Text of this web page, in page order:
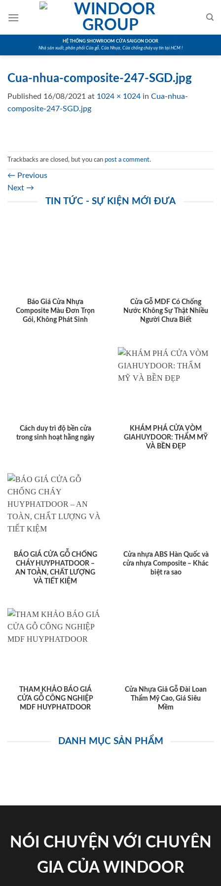
HỆ THỐNG SHOWROOM CỬA SAIGON DOOR
Nhà sản xuất, phân phối Cửa gỗ, Cửa Nhựa, Cửa chống cháy uy tín tại HCM !
Cua-nhua-composite-247-SGD.jpg
Published 16/08/2021 at 1024 × 1024 in Cua-nhua-
composite-247-SGD.jpg
Trackbacks are closed, but you can post a comment.
← Previous
Next →
TIN TỨC - SỰ KIỆN MỚI ĐƯA
Báo Giá Cửa Nhựa
Composite Màu Đơn Trọn
Gói, Không Phát Sinh
Cửa Gỗ MDF Có Chống
Nước Không Sự Thật Nhiều
Người Chưa Biết
Cách duy trì độ bền cửa
trong sinh hoạt hằng ngày
KHÁM PHÁ CỬA VÒM
GIAHUYDOOR: THẨM MỸ
VÀ BỀN ĐẸP
BÁO GIÁ CỬA GỖ CHỐNG
CHÁY HUYPHATDOOR –
AN TOÀN, CHẤT LƯỢNG
VÀ TIẾT KIỆM
Cửa nhựa ABS Hàn Quốc và
cửa nhựa Composite – Khác
biệt ra sao
THAM KHẢO BÁO GIÁ
CỬA GỖ CÔNG NGHIỆP
MDF HUYPHATDOOR
Cửa Nhựa Giả Gỗ Đài Loan
Thẩm Mỹ Cao, Giá Siêu
Mềm
DANH MỤC SẢN PHẨM
NÓI CHUYỆN VỚI CHUYÊN
GIA CỦA WINDOOR